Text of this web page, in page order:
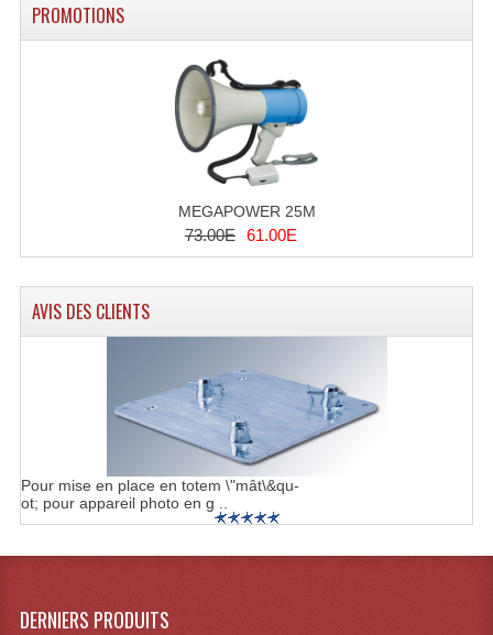
Portes Voix Mégaphones
Pupitre Pour Discours
Samplers, Échantillonneurs
Système Sans Fil In-Ear Monitoring
Table Mixages Et Contrôleurs & Consoles
Consoles Sono Et Studio
Consoles Numériques
Consoles Amplifiées
PROMOTIONS
MEGAPOWER 25M
73.00E 61.00E
AVIS DES CLIENTS
Pour mise en place en totem \"mât\&qu-
ot; pour appareil photo en g ..
DERNIERS PRODUITS